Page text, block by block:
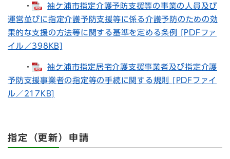
・
袖ケ浦市指定介護予防支援等の事業の人員及び
運営並びに指定介護予防支援等に係る介護予防のための効
果的な支援の方法等に関する基準を定める条例 [PDFファ
イル／398KB]
・
袖ケ浦市指定居宅介護支援事業者及び指定介護
予防支援事業者の指定等の手続に関する規則 [PDFファイ
ル／217KB]
指定（更新）申請